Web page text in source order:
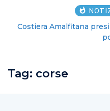
Costiera Amalfitana
Tag: corse